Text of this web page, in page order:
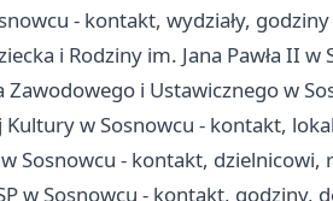
- kontakt, wydziały, godziny
i Rodziny im. Jana Pawła II
Zawodowego i Ustawicznego w
w Sosnowcu - kontakt,
Sosnowcu - kontakt, dzielnicowi,
w Sosnowcu - kontakt, godziny,